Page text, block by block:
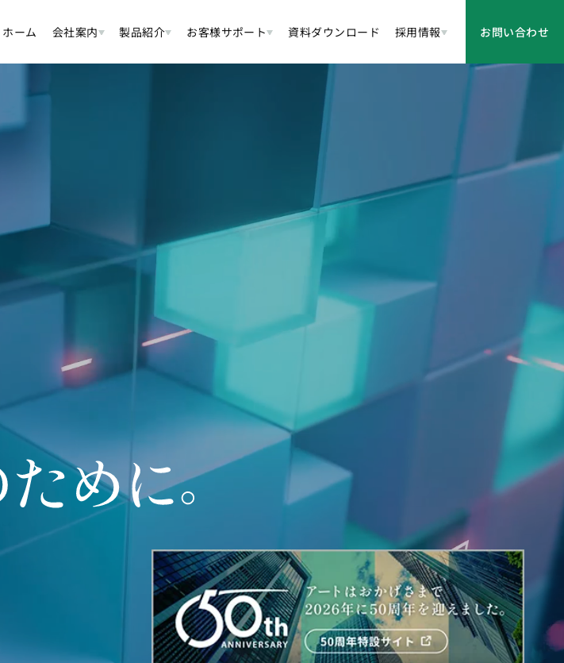
ホーム 会社案内 製品紹介 お客様サポート 資料ダウンロード 採用情報 お問い合わせ